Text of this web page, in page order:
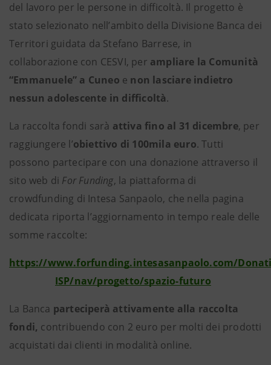
del lavoro per le persone in difficoltà. Il progetto è
stato selezionato nell’ambito della Divisione Banca dei
Territori guidata da Stefano Barrese, in
collaborazione con CESVI, per ampliare la Comunità
“Emmanuele” a Cuneo e non lasciare indietro
nessun adolescente in difficoltà.
La raccolta fondi sarà attiva fino al 31 dicembre, per
raggiungere l’obiettivo di 100mila euro. Tutti
possono partecipare con una donazione attraverso il
sito web di For Funding, la piattaforma di
crowdfunding di Intesa Sanpaolo, che nella pagina
dedicata riporta l’aggiornamento in tempo reale delle
somme raccolte:
https://www.forfunding.intesasanpaolo.com/
ISP/nav/progetto/spazio-futuro
La Banca parteciperà attivamente alla raccolta
fondi, contribuendo con 2 euro per molti dei prodotti
acquistati dai clienti in modalità online.